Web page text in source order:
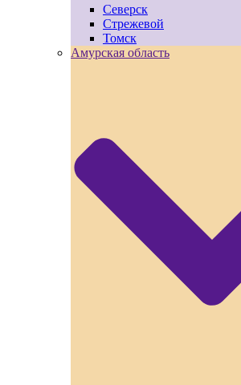
Северск
Стрежевой
Томск
Амурская область